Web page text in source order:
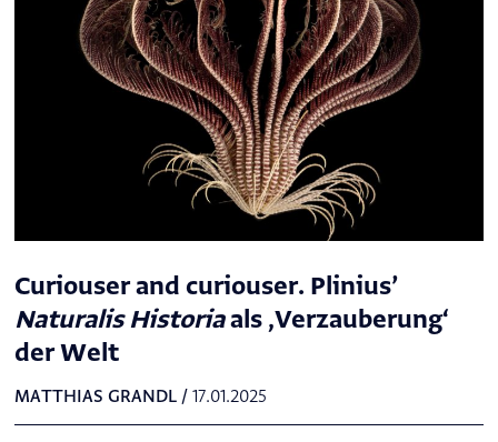
Curiouser and curiouser. Plinius’
Naturalis Historiaals ‚Verzauberung‘
der Welt
MATTHIAS GRANDL/ 17.01.2025